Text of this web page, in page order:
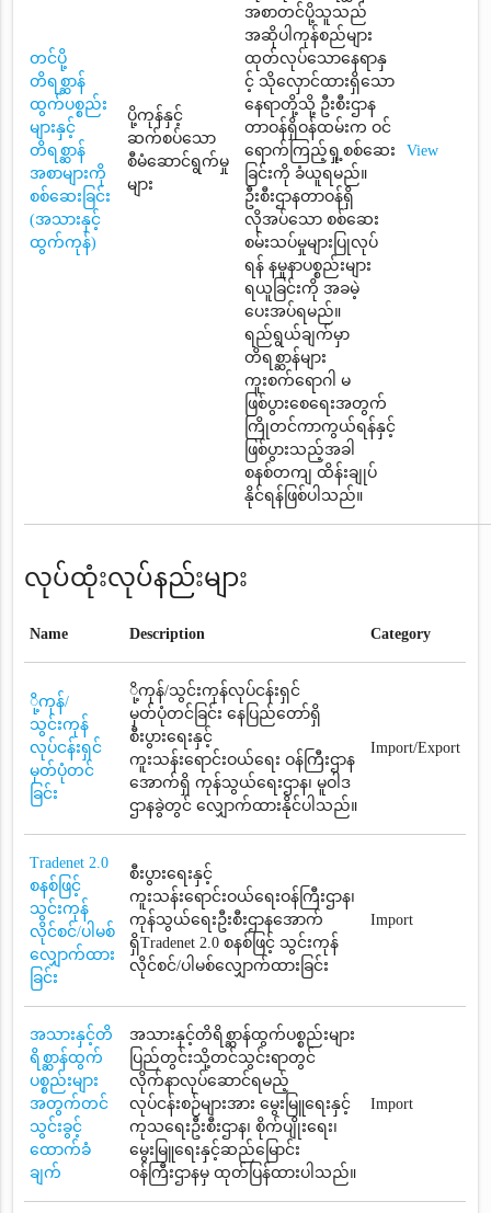
တင်ပို့
တိရစ္ဆာန်
ထွက်ပစ္စည်း
များနှင့်
တိရစ္ဆာန်
အစာများကို
စစ်ဆေးခြင်း
(အသားနှင့်
ထွက်ကုန်)
ပို့ကုန်နှင့်
ဆက်စပ်သော
စီမံဆောင်ရွက်မှု
များ
အစာတင်ပို့သူသည်
အဆိုပါကုန်စည်များ
ထုတ်လုပ်သောနေရာနှ
င့် သိုလှောင်ထားရှိသော
နေရာတို့သို့ ဦးစီးဌာန
တာဝန်ရှိဝန်ထမ်းက ဝင်
ရောက်ကြည့်ရှု့စစ်ဆေး
ခြင်းကို ခံယူရမည်။
ဦးစီးဌာနတာဝန်ရှိ
လိုအပ်သော စစ်ဆေး
စမ်းသပ်မှုများပြုလုပ်
ရန် နမူနာပစ္စည်းများ
ရယူခြင်းကို အခမဲ့
ပေးအပ်ရမည်။
ရည်ရွယ်ချက်မှာ
တိရစ္ဆာန်များ
ကူးစက်ရောဂါ မ
ဖြစ်ပွားစေရေးအတွက်
ကြိုတင်ကာကွယ်ရန်နှင့်
ဖြစ်ပွားသည့်အခါ
စနစ်တကျ ထိန်းချုပ်
နိုင်ရန်ဖြစ်ပါသည်။
View
လုပ်ထုံးလုပ်နည်းများ
Name Description Category
ို့ကုန်/
သွင်းကုန်
လုပ်ငန်းရှင်
မှတ်ပုံတင်
ခြင်း
ို့ကုန်/သွင်းကုန်လုပ်ငန်းရှင်
မှတ်ပုံတင်ခြင်း နေပြည်တော်ရှိ
စီးပွားရေးနှင့်
ကူးသန်းရောင်းဝယ်ရေး ဝန်ကြီးဌာန
အောက်ရှိ ကုန်သွယ်ရေးဌာန၊ မူဝါဒ
ဌာနခွဲတွင် လျှောက်ထားနိုင်ပါသည်။
Import/Export
Tradenet 2.0
စနစ်ဖြင့်
သွင်းကုန်
လိုင်စင်/ပါမစ်
လျှောက်ထား
ခြင်း
စီးပွားရေးနှင့်
ကူးသန်းရောင်းဝယ်ရေးဝန်ကြီးဌာန၊
ကုန်သွယ်ရေးဦးစီးဌာနအောက်
ရှိTradenet 2.0 စနစ်ဖြင့် သွင်းကုန်
လိုင်စင်/ပါမစ်လျှောက်ထားခြင်း
Import
အသားနှင့်တိ
ရိစ္ဆာန်ထွက်
ပစ္စည်းများ
အတွက်တင်
သွင်းခွင့်
ထောက်ခံ
ချက်
အသားနှင့်တိရိစ္ဆာန်ထွက်ပစ္စည်းများ
ပြည်တွင်းသို့တင်သွင်းရာတွင်
လိုက်နာလုပ်ဆောင်ရမည့်
လုပ်ငန်းစဉ်များအား မွေးမြူရေးနှင့်
ကုသရေးဦးစီးဌာန၊ စိုက်ပျိုးရေး၊
မွေးမြူရေးနှင့်ဆည်မြောင်း
ဝန်ကြီးဌာနမှ ထုတ်ပြန်ထားပါသည်။
Import